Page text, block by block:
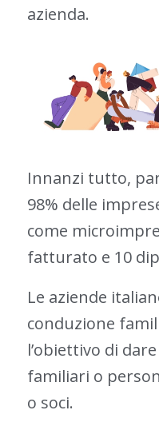
azienda.
Innanzi tutto,
98% delle
come
fatturato e 10
Le aziende
conduzione
l’obiettivo di
familiari o
o soci.